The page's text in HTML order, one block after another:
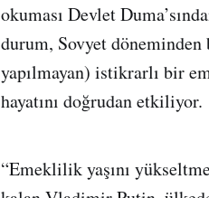
okuması Devlet
durum, Sovyet
yapılmayan) istikrarlı bir
hayatını doğrudan etkiliyor.
“Emeklilik yaşını